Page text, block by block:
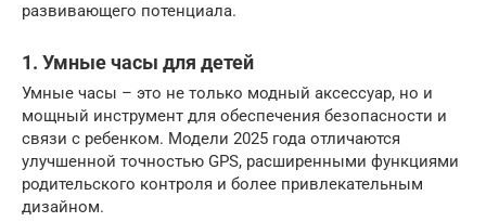
развивающего потенциала.
1. Умные часы для детей
Умные часы – это не только модный аксессуар, но и
мощный инструмент для обеспечения безопасности и
связи с ребенком. Модели 2025 года отличаются
улучшенной точностью GPS, расширенными функциями
родительского контроля и более привлекательным
дизайном.